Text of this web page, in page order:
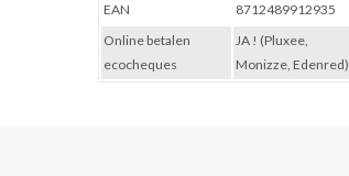
EAN
8712489912935
Online betalen
ecocheques
JA ! (Pluxee,
Monizze, Edenred)